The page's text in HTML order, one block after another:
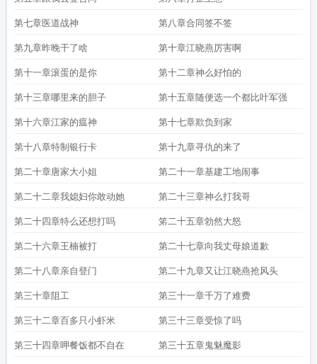
第七章医道战神 第八章合同签不签
第九章昨晚干了啥 第十章江晓燕厉害啊
第十一章滚蛋的是你 第十二章神么好怕的
第十三章哪里来的胆子 第十五章随便选一个都比叶军强
第十六章江家的瘟神 第十七章欺负到家
第十八章特制银行卡 第十九章寻仇的来了
第二十章唐家大小姐 第二十一章基建工地闹事
第二十二章我媳妇你敢动她 第二十三章神么打我哥
第二十四章特么还想打吗 笫二十五章勃然大怒
第二十六章王楠被打 第二十七章向我丈母娘道歉
第二十八章亲自登门 第二十九章又让江晓燕抢风头
第三十章阻工 第三十一章千万了难费
第三十二章百多只小虾米 第三十三章受惊了吗
第三十四章呷餐饭都不自在 第三十五章鬼魅魔影